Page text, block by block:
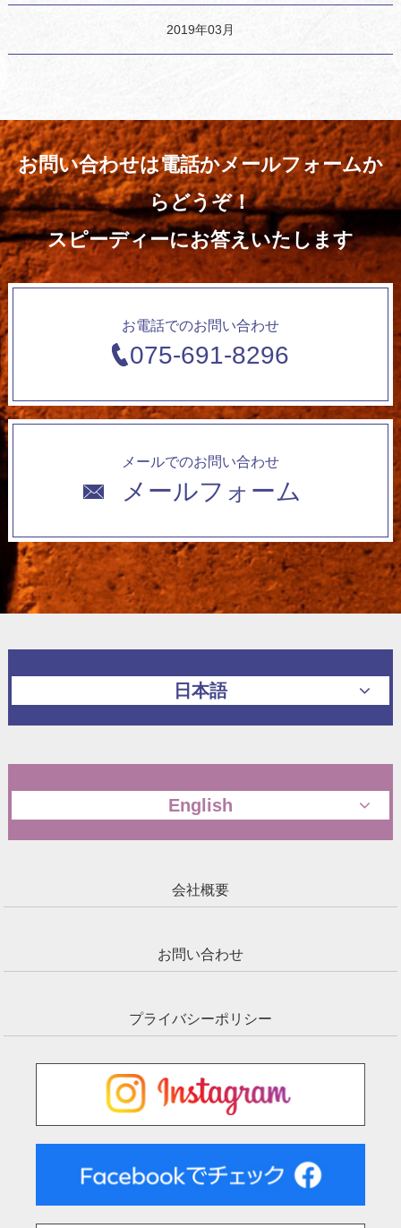
2019年03月
お問い合わせは電話かメールフォームか
らどうぞ！
スピーディーにお答えいたします
お電話でのお問い合わせ
075-691-8296
メールでのお問い合わせ
メールフォーム
日本語
English
会社概要
お問い合わせ
プライバシーポリシー